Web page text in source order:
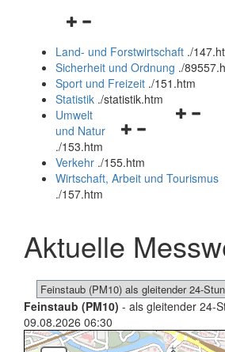
Navigationsmenü
und
schließen
Land- und Forstwirtschaft ./
Sicherheit und Ordnung ./
Sport und Freizeit ./151.htm
Statistik ./statistik.htm
Navigationsmenü
und
schließen
Umwelt
und Natur
./153.htm
Verkehr ./155.htm
Wirtschaft, Arbeit und Tourismus
./157.htm
Aktuelle
Feinstaub (PM10) - als gleitender 24-
09.08.2026 06:30